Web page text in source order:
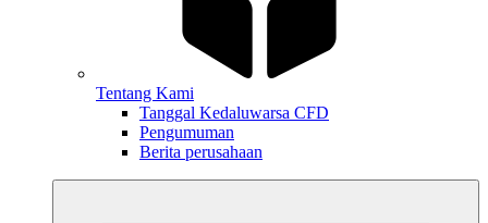
Tentang Kami
Tanggal Kedaluwarsa CFD
Pengumuman
Berita perusahaan